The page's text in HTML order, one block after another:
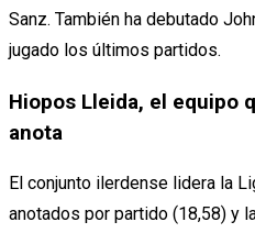
Sanz. También ha debutado
jugado los últimos partidos.
Hiopos Lleida, el equipo
anota
El conjunto ilerdense lidera la
anotados por partido (18,58) y